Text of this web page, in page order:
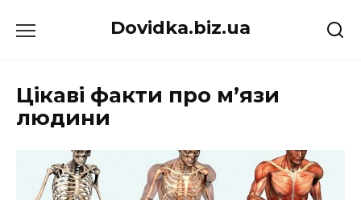
до
Dovidka.biz.ua
Цікаві факти про м’язи
людини